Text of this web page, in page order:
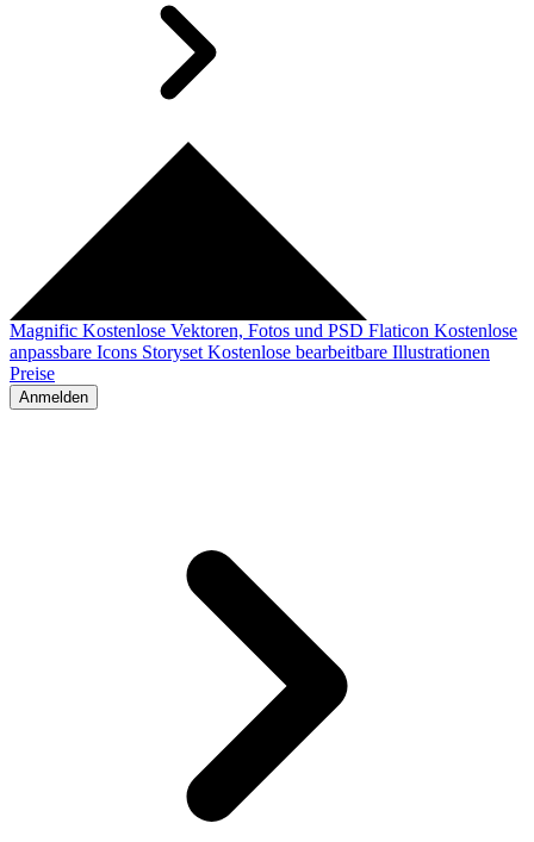
Magnific Kostenlose Vektoren, Fotos und PSD Flaticon Kostenlose
anpassbare Icons Storyset Kostenlose bearbeitbare Illustrationen
Preise
Anmelden